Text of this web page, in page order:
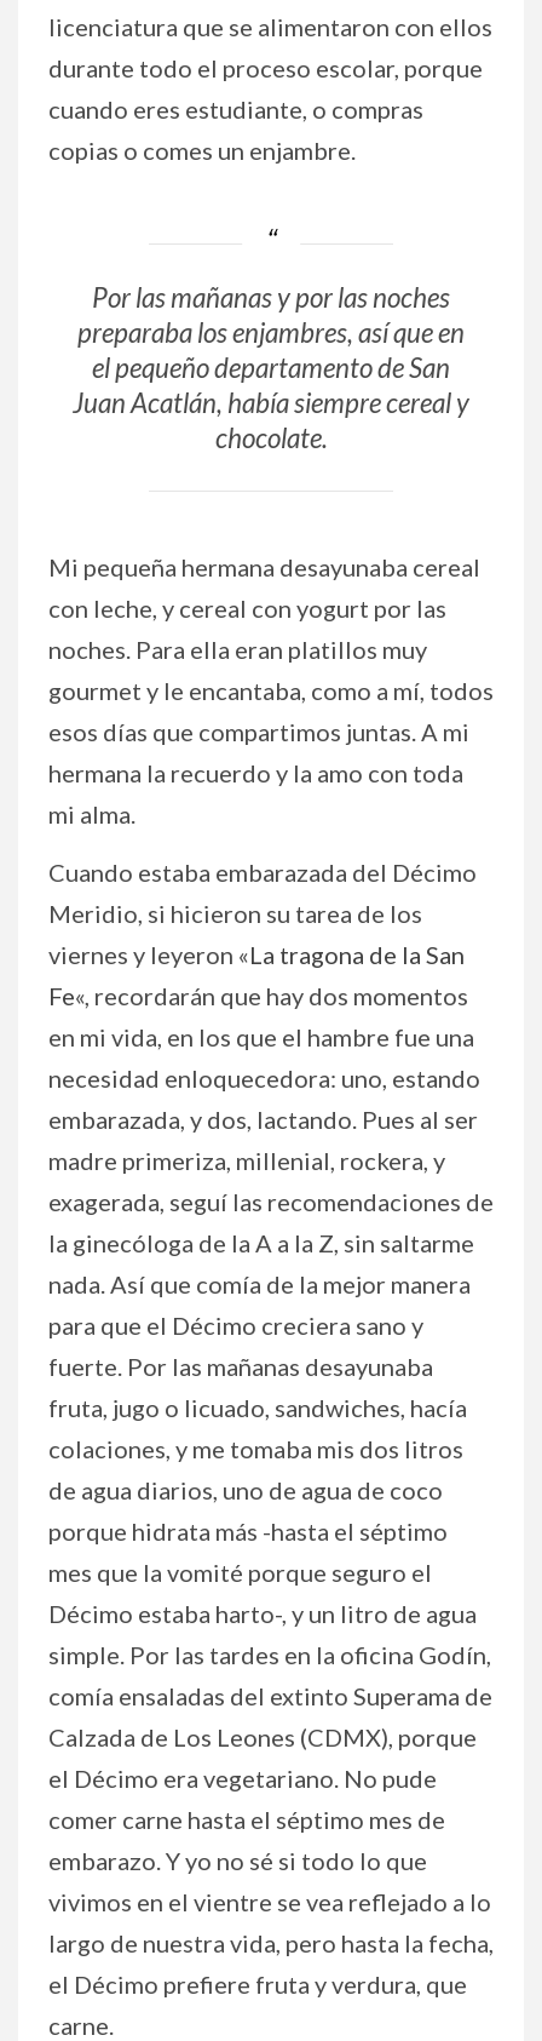
licenciatura que se alimentaron con ellos
durante todo el proceso escolar, porque
cuando eres estudiante, o compras
copias o comes un enjambre.
Por las mañanas y por las noches
preparaba los enjambres, así que en
el pequeño departamento de San
Juan Acatlán, había siempre cereal y
chocolate.
Mi pequeña hermana desayunaba cereal
con leche, y cereal con yogurt por las
noches. Para ella eran platillos muy
gourmet y le encantaba, como a mí, todos
esos días que compartimos juntas. A mi
hermana la recuerdo y la amo con toda
mi alma.
Cuando estaba embarazada del Décimo
Meridio, si hicieron su tarea de los
viernes y leyeron «La tragona de la San
Fe«, recordarán que hay dos momentos
en mi vida, en los que el hambre fue una
necesidad enloquecedora: uno, estando
embarazada, y dos, lactando. Pues al ser
madre primeriza, millenial, rockera, y
exagerada, seguí las recomendaciones de
la ginecóloga de la A a la Z, sin saltarme
nada. Así que comía de la mejor manera
para que el Décimo creciera sano y
fuerte. Por las mañanas desayunaba
fruta, jugo o licuado, sandwiches, hacía
colaciones, y me tomaba mis dos litros
de agua diarios, uno de agua de coco
porque hidrata más -hasta el séptimo
mes que la vomité porque seguro el
Décimo estaba harto-, y un litro de agua
simple. Por las tardes en la oficina Godín,
comía ensaladas del extinto Superama de
Calzada de Los Leones (CDMX), porque
el Décimo era vegetariano. No pude
comer carne hasta el séptimo mes de
embarazo. Y yo no sé si todo lo que
vivimos en el vientre se vea reflejado a lo
largo de nuestra vida, pero hasta la fecha,
el Décimo prefiere fruta y verdura, que
carne.